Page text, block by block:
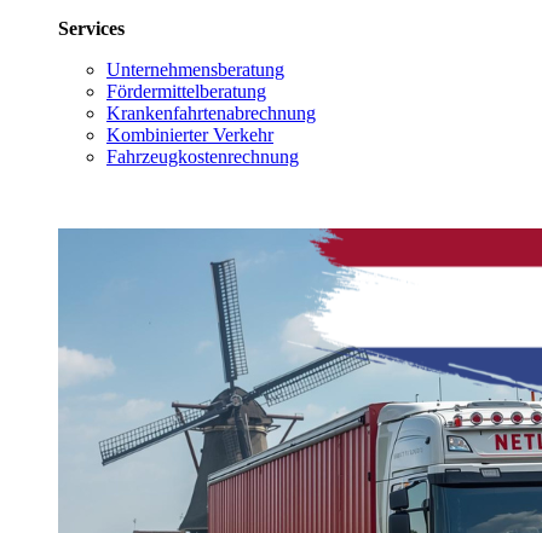
Services
Unternehmensberatung
Fördermittelberatung
Krankenfahrtenabrechnung
Kombinierter Verkehr
Fahrzeugkostenrechnung